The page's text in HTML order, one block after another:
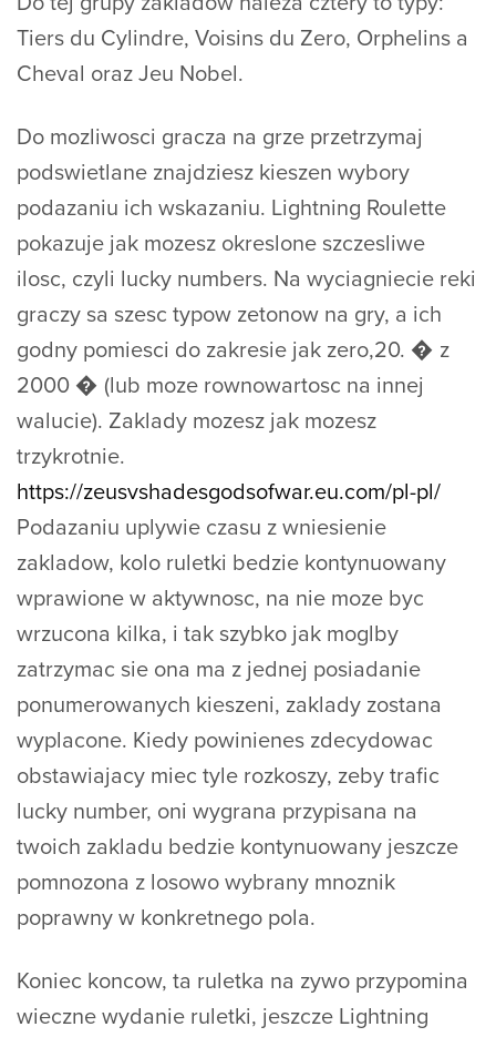
Tiers du Cylindre, Voisins du Zero, Orphelins a
Cheval oraz Jeu Nobel.
Do mozliwosci gracza na grze przetrzymaj
podswietlane znajdziesz kieszen wybory
podazaniu ich wskazaniu. Lightning Roulette
pokazuje jak mozesz okreslone szczesliwe
ilosc, czyli lucky numbers. Na wyciagniecie reki
graczy sa szesc typow zetonow na gry, a ich
godny pomiesci do zakresie jak zero,20. � z
2000 � (lub moze rownowartosc na innej
walucie). Zaklady mozesz jak mozesz
trzykrotnie.
https://zeusvshadesgodsofwar.eu.com/pl-pl/
Podazaniu uplywie czasu z wniesienie
zakladow, kolo ruletki bedzie kontynuowany
wprawione w aktywnosc, na nie moze byc
wrzucona kilka, i tak szybko jak moglby
zatrzymac sie ona ma z jednej posiadanie
ponumerowanych kieszeni, zaklady zostana
wyplacone. Kiedy powinienes zdecydowac
obstawiajacy miec tyle rozkoszy, zeby trafic
lucky number, oni wygrana przypisana na
twoich zakladu bedzie kontynuowany jeszcze
pomnozona z losowo wybrany mnoznik
poprawny w konkretnego pola.
Koniec koncow, ta ruletka na zywo przypomina
wieczne wydanie ruletki, jeszcze Lightning